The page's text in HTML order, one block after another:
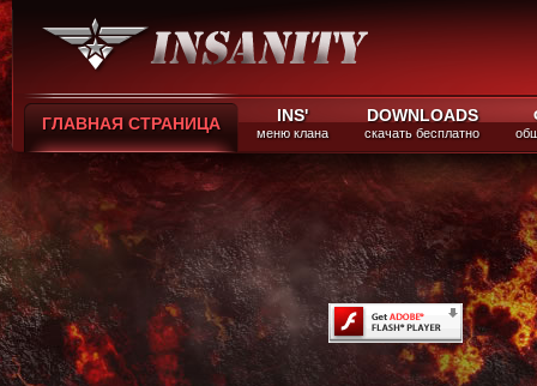
ГЛАВНАЯ СТРАНИЦА INS'
меню клана
DOWNLOADS
скачать бесплатно